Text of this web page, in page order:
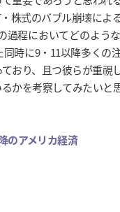
株式のバブル崩壊によ
過程においてどのよう
時に9・11以降多くの
おり、且つ彼らが重視
かを考察してみたいと思
のアメリカ経済